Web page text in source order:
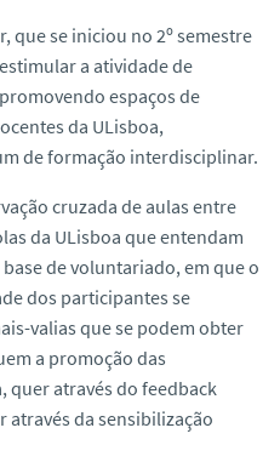
que se iniciou no 2º semestre
a atividade de
espaços de
da ULisboa,
de formação interdisciplinar.
cruzada de aulas entre
da ULisboa que entendam
de voluntariado, em que o
dos participantes se
valias que se podem obter
a promoção das
quer através do feedback
da sensibilização